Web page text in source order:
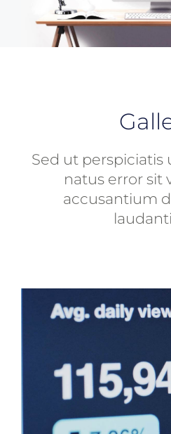
Sed ut perspiciatis
natus error sit
accusantium